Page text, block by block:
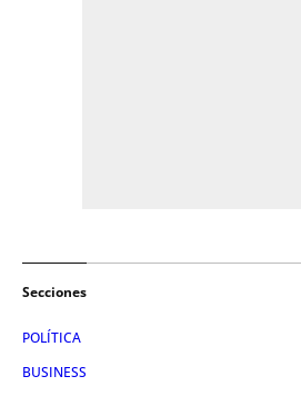
Secciones
POLÍTICA
BUSINESS